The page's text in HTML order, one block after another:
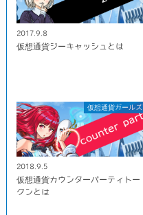
2017.9.8
仮想通貨ジーキャッシュとは
仮想通貨ガールズ
2018.9.5
仮想通貨カウンターパーティトー
クンとは